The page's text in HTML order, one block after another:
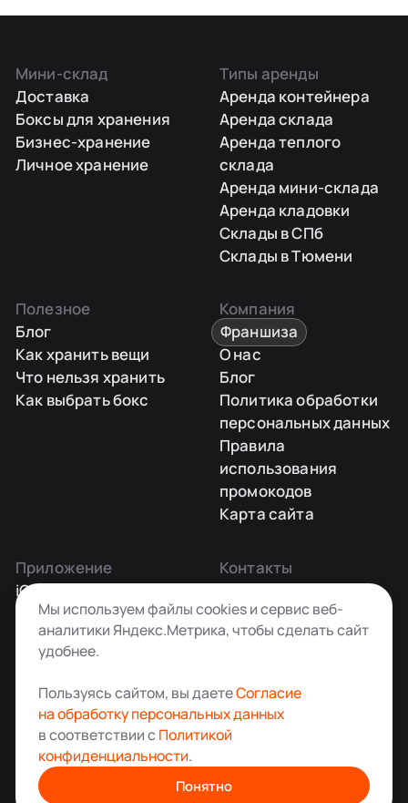
Мини-склад
Доставка
Боксы для хранения
Бизнес-хранение
Личное хранение
Типы аренды
Аренда контейнера
Аренда склада
Аренда теплого
склада
Аренда мини-склада
Аренда кладовки
Склады в СПб
Склады в Тюмени
Полезное
Блог
Как хранить вещи
Что нельзя хранить
Как выбрать бокс
Компания
Франшиза
О нас
Блог
Политика обработки
персональных данных
Правила
использования
промокодов
Карта сайта
Приложение
iOS
Android
Контакты
Заказать звонок
+7 495 181-55-45
info@kladovkin.ru
Аренда склада для хранения вещей в Москве
© ООО «Кладовкин» 2026. Все права защищены
Мы используем файлы cookies и сервис веб-
аналитики Яндекс.Метрика, чтобы сделать сайт
удобнее.
Пользуясь сайтом, вы даетеСогласие
на обработку персональных данных
в соответствии с Политикой
конфиденциальности.
Понятно